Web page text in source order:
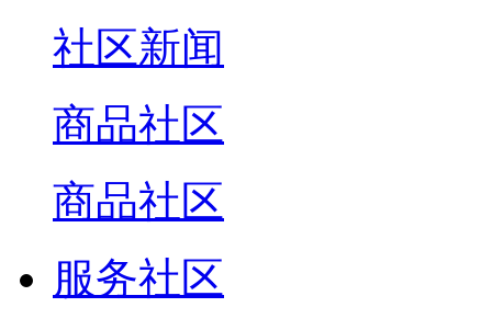
社区新闻
商品社区
商品社区
服务社区